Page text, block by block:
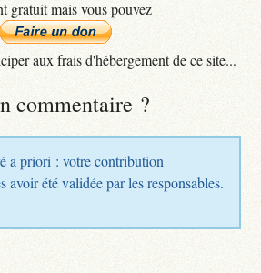
gratuit mais vous pouvez
aux frais d'hébergement de ce site...
commentaire ?
a priori : votre contribution
avoir été validée par les responsables.